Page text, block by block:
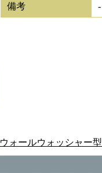
備考 -
ウォールウォッシャー型